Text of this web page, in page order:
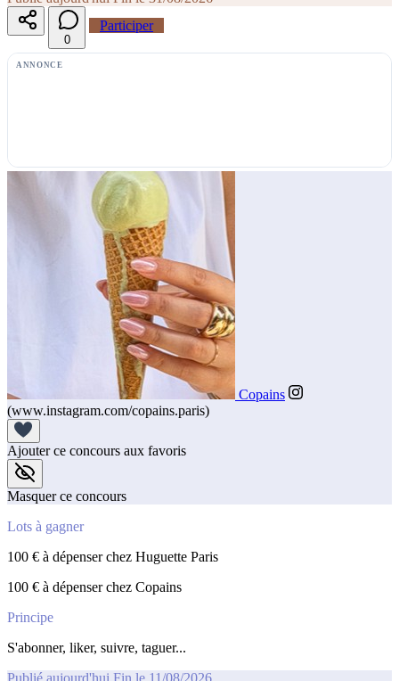
0
Participer
ANNONCE
Copains
(www.instagram.com/copains.paris)
Ajouter ce concours aux favoris
Masquer ce concours
Lots à gagner
100 € à dépenser chez Huguette Paris
100 € à dépenser chez Copains
Principe
S'abonner, liker, suivre, taguer...
Publié aujourd'hui Fin le 11/08/2026